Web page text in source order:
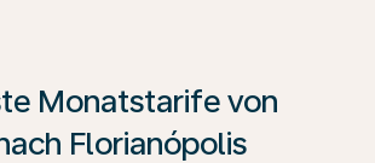
Monatstarife von
Florianópolis
gefunden wurden, klicken